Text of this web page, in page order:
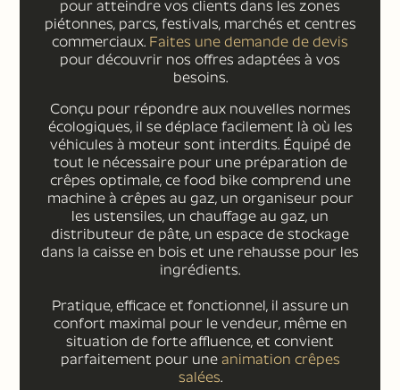
pour atteindre vos clients dans les zones
piétonnes, parcs, festivals, marchés et centres
commerciaux. Faites une demande de devis
pour découvrir nos offres adaptées à vos
besoins.
Conçu pour répondre aux nouvelles normes
écologiques, il se déplace facilement là où les
véhicules à moteur sont interdits. Équipé de
tout le nécessaire pour une préparation de
crêpes optimale, ce food bike comprend une
machine à crêpes au gaz, un organiseur pour
les ustensiles, un chauffage au gaz, un
distributeur de pâte, un espace de stockage
dans la caisse en bois et une rehausse pour les
ingrédients.
Pratique, efficace et fonctionnel, il assure un
confort maximal pour le vendeur, même en
situation de forte affluence, et convient
parfaitement pour une animation crêpes
salées.